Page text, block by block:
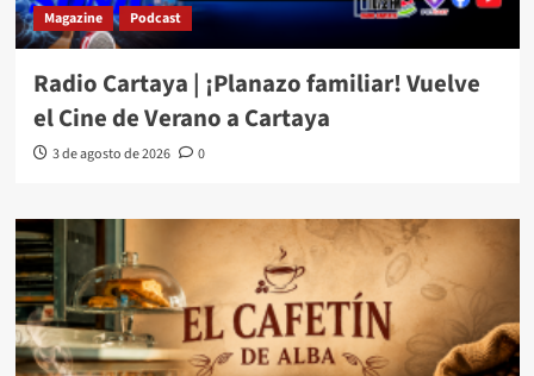
Magazine Podcast
Radio Cartaya | ¡Planazo familiar! Vuelve
el Cine de Verano a Cartaya
3 de agosto de 2026 0